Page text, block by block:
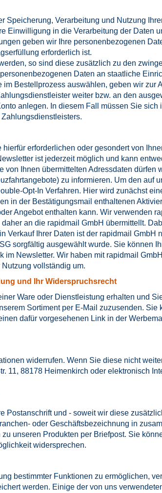
Speicherung, Verarbeitung und Nutzung
Einwilligung in die Verarbeitung der Daten
geben wir Ihre personenbezogenen
erforderlich ist.
so sind diese zusätzlich zu den
Daten an staatliche
Bestellprozess auswählen, geben wir
weiter bzw. an den
anlegen. In diesem Fall müssen Sie
erforderlichen oder gesondert von
ist jederzeit möglich und kann
Ihnen übermittelten Adressdaten
zu informieren. Um den
Opt-In Verfahren. Hier wird zunächst
in der Bestätigungsmail enthaltenen
Angebot enthalten kann. Wir verwenden
an die rapidmail GmbH übermittellt.
Verkauf Ihrer Daten ist der rapidmail
sorgfältig ausgewählt wurde. Sie können
Newsletter. Wir haben mit rapidmail
vollständig um.
und Ihr Widerspruchsrecht
Ware oder Dienstleistung erhalten und
Sortiment per E-Mail zuzusenden.
dafür vorgesehenen Link in der
widerrufen. Wenn Sie diese nicht
11, 88178 Heimenkirch oder elektronisch
Postanschrift und - soweit wir diese
oder Geschäftsbezeichnung in
unseren Produkten per Briefpost. Sie
widersprechen.
bestimmter Funktionen zu ermöglichen,
werden. Einige der von uns